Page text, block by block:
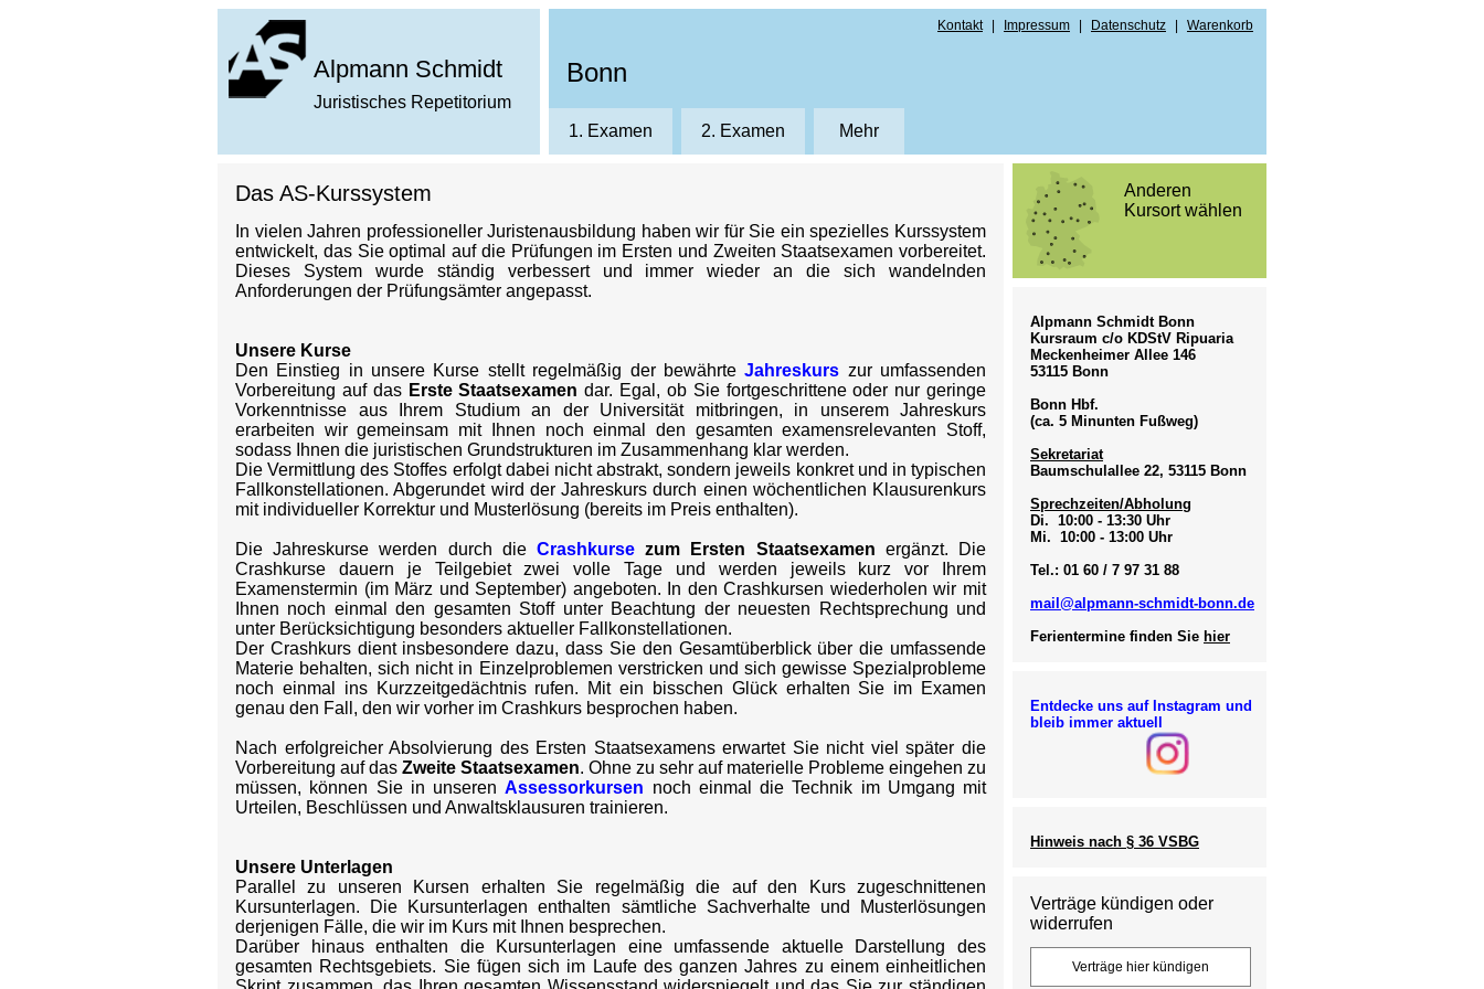
Alpmann Schmidt
Juristisches Repetitorium
Kontakt Impressum Datenschutz Warenkorb
Bonn
1. Examen
Jahreskurse in Bonn
Kommunalrecht NRW
Europarecht
Infoveranstaltung
Endspurtpaket
2. Examen
Assessorkurse
Mehr
Kursanmeldung
Das AS-Kurssystem
Allgemeine Geschäftsbedingungen
Über uns
Kursräume
Das AS-Kurssystem
In vielen Jahren professioneller Juristenausbildung haben wir für Sie ein spezielles Kurssystem
entwickelt, das Sie optimal auf die Prüfungen im Ersten und Zweiten Staatsexamen vorbereitet.
Dieses System wurde ständig verbessert und immer wieder an die sich wandelnden
Anforderungen der Prüfungsämter angepasst.
Unsere Kurse
Den Einstieg in unsere Kurse stellt regelmäßig der bewährteJahreskurs zur umfassenden
Vorbereitung auf dasErste Staatsexamen dar. Egal, ob Sie fortgeschrittene oder nur geringe
Vorkenntnisse aus Ihrem Studium an der Universität mitbringen, in unserem Jahreskurs
erarbeiten wir gemeinsam mit Ihnen noch einmal den gesamten examensrelevanten Stoff,
sodass Ihnen die juristischen Grundstrukturen im Zusammenhang klar werden.
Die Vermittlung des Stoffes erfolgt dabei nicht abstrakt, sondern jeweils konkret und in typischen
Fallkonstellationen. Abgerundet wird der Jahreskurs durch einen wöchentlichen Klausurenkurs
mit individueller Korrektur und Musterlösung (bereits im Preis enthalten).
Die Jahreskurse werden durch die Crashkurse zum Ersten Staatsexamen ergänzt. Die
Crashkurse dauern je Teilgebiet zwei volle Tage und werden jeweils kurz vor Ihrem
Examenstermin (im März und September) angeboten. In den Crashkursen wiederholen wir mit
Ihnen noch einmal den gesamten Stoff unter Beachtung der neuesten Rechtsprechung und
unter Berücksichtigung besonders aktueller Fallkonstellationen.
Der Crashkurs dient insbesondere dazu, dass Sie den Gesamtüberblick über die umfassende
Materie behalten, sich nicht in Einzelproblemen verstricken und sich gewisse Spezialprobleme
noch einmal ins Kurzzeitgedächtnis rufen. Mit ein bisschen Glück erhalten Sie im Examen
genau den Fall, den wir vorher im Crashkurs besprochen haben.
Nach erfolgreicher Absolvierung des Ersten Staatsexamens erwartet Sie nicht viel später die
Vorbereitung auf das Zweite Staatsexamen. Ohne zu sehr auf materielle Probleme eingehen zu
müssen, können Sie in unserenAssessorkursen noch einmal die Technik im Umgang mit
Urteilen, Beschlüssen und Anwaltsklausuren trainieren.
Unsere Unterlagen
Parallel zu unseren Kursen erhalten Sie regelmäßig die auf den Kurs zugeschnittenen
Kursunterlagen. Die Kursunterlagen enthalten sämtliche Sachverhalte und Musterlösungen
derjenigen Fälle, die wir im Kurs mit Ihnen besprechen.
Darüber hinaus enthalten die Kursunterlagen eine umfassende aktuelle Darstellung des
gesamten Rechtsgebiets. Sie fügen sich im Laufe des ganzen Jahres zu einem einheitlichen
Anderen
Kursort wählen
Alpmann Schmidt Bonn
Kursraum c/o KDStV Ripuaria
Meckenheimer Allee 146
53115 Bonn
Bonn Hbf.
(ca. 5 Minunten Fußweg)
Sekretariat
Baumschulallee 22, 53115 Bonn
Sprechzeiten/Abholung
Di. 10:00 - 13:30 Uhr
Mi. 10:00 - 13:00 Uhr
Tel.: 01 60 / 7 97 31 88
mail@alpmann-schmidt-bonn.de
Ferientermine finden Sie hier
Entdecke uns auf Instagram und
bleib immer aktuell
Hinweis nach § 36 VSBG
Verträge kündigen oder
widerrufen